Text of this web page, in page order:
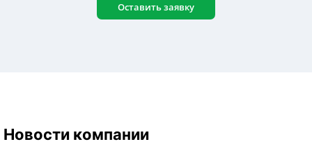
Оставить заявку
Новости компании